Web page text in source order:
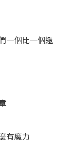
一個比一個還
有魔力